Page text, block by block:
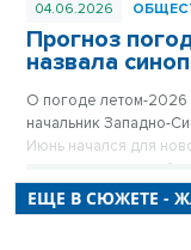
04.06.2026
Прогноз
назвала
О погоде летом-2026
начальник Западно-
Июнь начался для
предупреждения об
на следующей неделе,
скромнее – около
ЕЩЕ В СЮЖЕТЕ -